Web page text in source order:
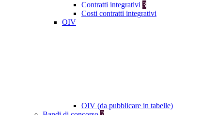
Contratti integrativi 3
Costi contratti integrativi
OIV
OIV (da pubblicare in tabelle)